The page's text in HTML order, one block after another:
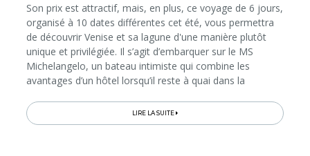
Son prix est attractif, mais, en plus, ce voyage de 6 jours,
organisé à 10 dates différentes cet été, vous permettra
de découvrir Venise et sa lagune d'une manière plutôt
unique et privilégiée. Il s’agit d’embarquer sur le MS
Michelangelo, un bateau intimiste qui combine les
avantages d’un hôtel lorsqu’il reste à quai dans la
entre les îles…
LIRE LA SUITE